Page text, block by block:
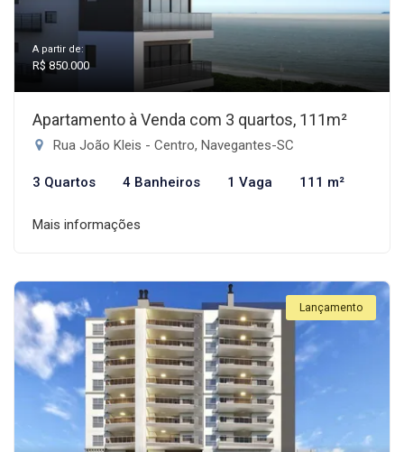
A partir de:
R$ 850.000
Apartamento à Venda com 3 quartos, 111m²
Rua João Kleis - Centro, Navegantes-SC
3 Quartos 4 Banheiros 1 Vaga 111 m²
Mais informações
Lançamento